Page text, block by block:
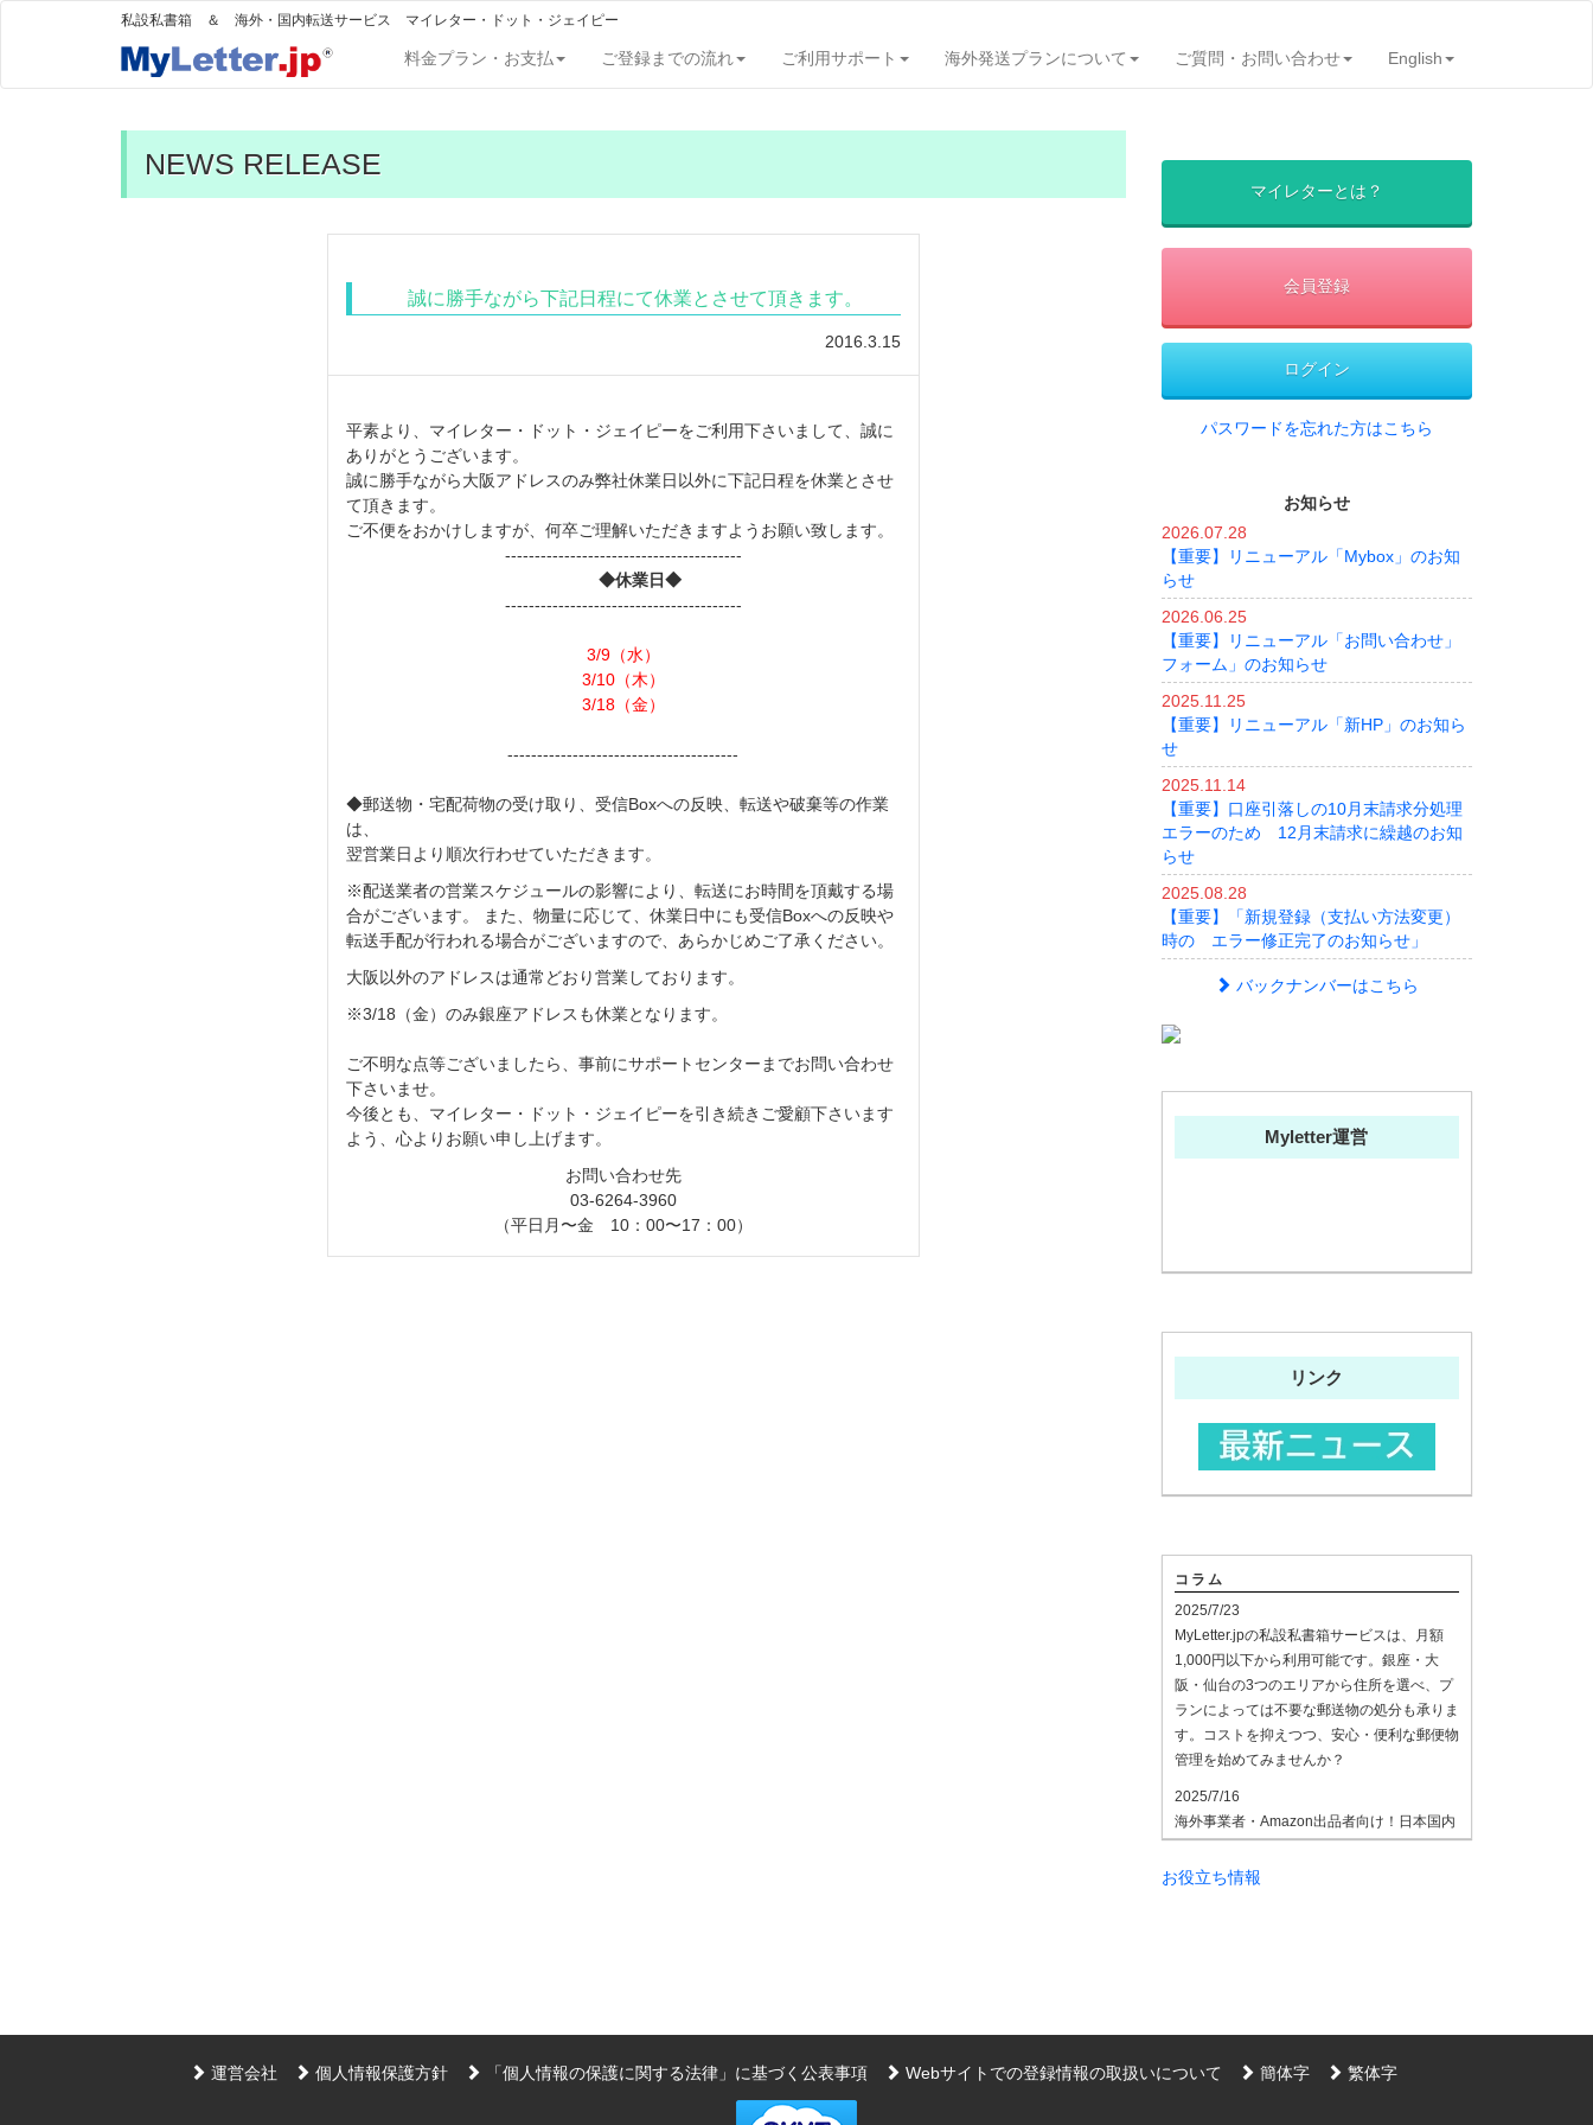
私設私書箱 ＆ 海外・国内転送サービス マイレター・ドット・ジェイピー
料金プラン・お支払 ご登録までの流れ ご利用サポート 海外発送プランについて ご質問・お問い合わせ English
NEWS RELEASE
誠に勝手ながら下記日程にて休業とさせて頂きます。
2016.3.15
平素より、マイレター・ドット・ジェイピーをご利用下さいまして、誠に
ありがとうございます。
誠に勝手ながら大阪アドレスのみ弊社休業日以外に下記日程を休業とさせ
て頂きます。
ご不便をおかけしますが、何卒ご理解いただきますようお願い致します。
----------------------------------------
◆休業日◆
----------------------------------------
3/9（水）
3/10（木）
3/18（金）
---------------------------------------
◆郵送物・宅配荷物の受け取り、受信Boxへの反映、転送や破棄等の作業
は、
翌営業日より順次行わせていただきます。
※配送業者の営業スケジュールの影響により、転送にお時間を頂戴する場
合がございます。 また、物量に応じて、休業日中にも受信Boxへの反映や
転送手配が行われる場合がございますので、あらかじめご了承ください。
大阪以外のアドレスは通常どおり営業しております。
※3/18（金）のみ銀座アドレスも休業となります。
ご不明な点等ございましたら、事前にサポートセンターまでお問い合わせ
下さいませ。
今後とも、マイレター・ドット・ジェイピーを引き続きご愛顧下さいます
よう、心よりお願い申し上げます。
お問い合わせ先
03-6264-3960
（平日月〜金 10：00〜17：00）
マイレターとは？
会員登録
ログイン
パスワードを忘れた方はこちら
お知らせ
2026.07.28
【重要】リニューアル「Mybox」のお知
らせ
2026.06.25
【重要】リニューアル「お問い合わせ」
フォーム」のお知らせ
2025.11.25
【重要】リニューアル「新HP」のお知ら
せ
2025.11.14
【重要】口座引落しの10月末請求分処理
エラーのため 12月末請求に繰越のお知
らせ
2025.08.28
【重要】「新規登録（支払い方法変更）
時の エラー修正完了のお知らせ」
バックナンバーはこちら
Myletter運営
リンク
コラム
2025/7/23
MyLetter.jpの私設私書箱サービスは、月額
1,000円以下から利用可能です。銀座・大
阪・仙台の3つのエリアから住所を選べ、プ
ランによっては不要な郵送物の処分も承りま
す。コストを抑えつつ、安心・便利な郵便物
管理を始めてみませんか？
2025/7/16
海外事業者・Amazon出品者向け！日本国内
者やAmazon出品者にも好評なのが
2025/7/8
用する企業が増えています。MyLetter.jpで
お役立ち情報
運営会社 個人情報保護方針 「個人情報の保護に関する法律」に基づく公表事項 Webサイトでの登録情報の取扱いについて 簡体字 繁体字